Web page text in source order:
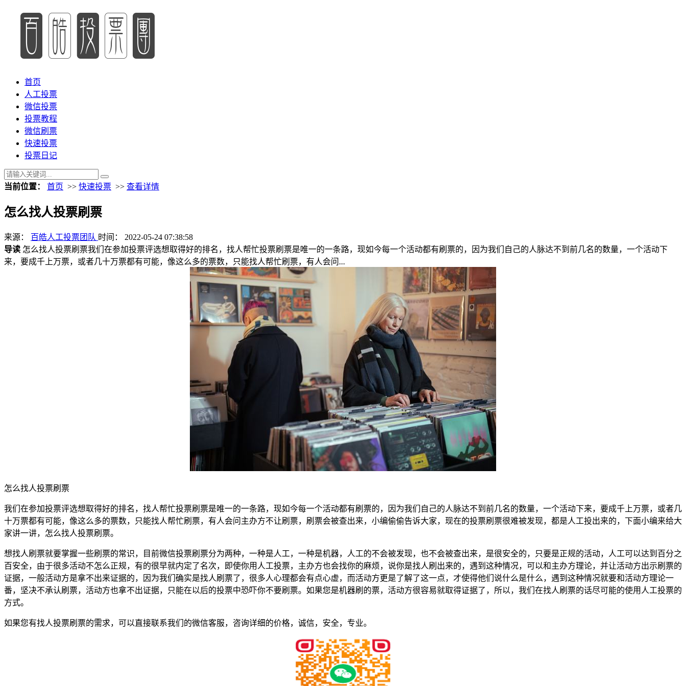
首页
人工投票
微信投票
投票教程
微信刷票
快速投票
投票日记
当前位置： 首页 >> 快速投票 >> 查看详情
怎么找人投票刷票
来源： 百皓人工投票团队 时间： 2022-05-24 07:38:58
导读 怎么找人投票刷票我们在参加投票评选想取得好的排名，找人帮忙投票刷票是唯一的一条路，现如今每一个活动都有刷票的，因为我们自己的人脉达不到前几名的数量，一个活动下
来，要成千上万票，或者几十万票都有可能，像这么多的票数，只能找人帮忙刷票，有人会问...
怎么找人投票刷票
我们在参加投票评选想取得好的排名，找人帮忙投票刷票是唯一的一条路，现如今每一个活动都有刷票的，因为我们自己的人脉达不到前几名的数量，一个活动下来，要成千上万票，或者几
十万票都有可能，像这么多的票数，只能找人帮忙刷票，有人会问主办方不让刷票，刷票会被查出来，小编偷偷告诉大家，现在的投票刷票很难被发现，都是人工投出来的，下面小编来给大
家讲一讲，怎么找人投票刷票。
想找人刷票就要掌握一些刷票的常识，目前微信投票刷票分为两种，一种是人工，一种是机器，人工的不会被发现，也不会被查出来，是很安全的，只要是正规的活动，人工可以达到百分之
百安全，由于很多活动不怎么正规，有的很早就内定了名次，即使你用人工投票，主办方也会找你的麻烦，说你是找人刷出来的，遇到这种情况，可以和主办方理论，并让活动方出示刷票的
证据，一般活动方是拿不出来证据的，因为我们确实是找人刷票了，很多人心理都会有点心虚，而活动方更是了解了这一点，才使得他们说什么是什么，遇到这种情况就要和活动方理论一
番，坚决不承认刷票，活动方也拿不出证据，只能在以后的投票中恐吓你不要刷票。如果您是机器刷的票，活动方很容易就取得证据了，所以，我们在找人刷票的话尽可能的使用人工投票的
方式。
如果您有找人投票刷票的需求，可以直接联系我们的微信客服，咨询详细的价格，诚信，安全，专业。